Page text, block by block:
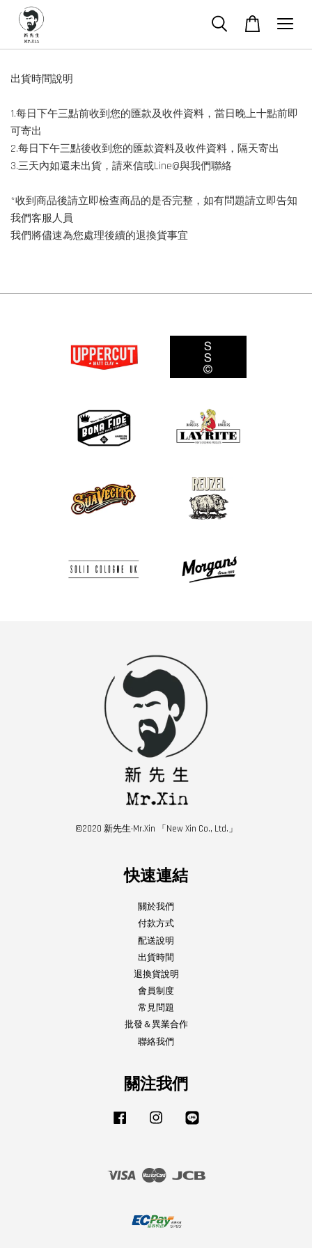
出貨時間說明
1.每日下午三點前收到您的匯款及收件資料，當日晚上十點前即
可寄出
2.每日下午三點後收到您的匯款資料及收件資料，隔天寄出
3.三天內如還未出貨，請來信或Line@與我們聯絡
*收到商品後請立即檢查商品的是否完整，如有問題請立即告知
我們客服人員
我們將儘速為您處理後續的退換貨事宜
©2020 新先生·Mr.Xin 「New Xin Co., Ltd.」
快速連結
關於我們
付款方式
配送說明
出貨時間
退換貨說明
會員制度
常見問題
批發＆異業合作
聯絡我們
關注我們
Facebook Instagram
Visa Master